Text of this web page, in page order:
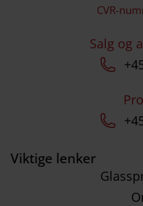
CVR-
Salg og
Viktige lenker